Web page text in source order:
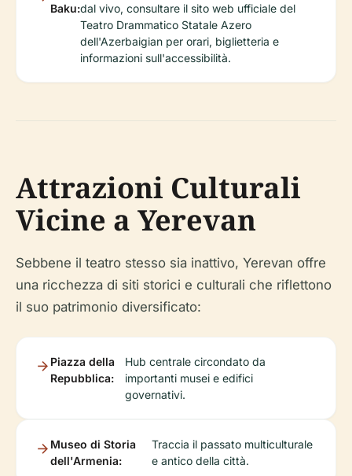
Baku:dal vivo, consultare il sito web ufficiale del
Teatro Drammatico Statale Azero
dell'Azerbaigian per orari, biglietteria e
informazioni sull'accessibilità.
Attrazioni Culturali
Vicine a Yerevan
Sebbene il teatro stesso sia inattivo, Yerevan offre
una ricchezza di siti storici e culturali che riflettono
il suo patrimonio diversificato:
Piazza della
Repubblica:
Hub centrale circondato da
importanti musei e edifici
governativi.
Museo di Storia
dell'Armenia:
Traccia il passato multiculturale
e antico della città.